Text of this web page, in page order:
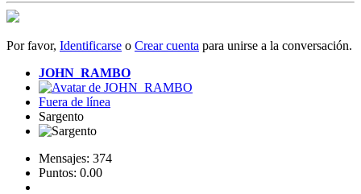
Por favor, Identificarse o Crear cuenta para unirse a la conversación.
JOHN_RAMBO
Fuera de línea
Sargento
Mensajes: 374
Puntos: 0.00